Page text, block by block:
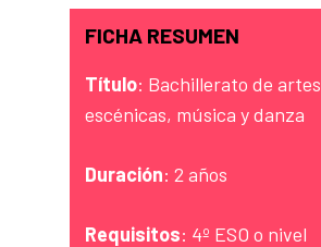
FICHA RESUMEN
Título: Bachillerato de artes
escénicas, música y danza
Duración: 2 años
Requisitos: 4º ESO o nivel